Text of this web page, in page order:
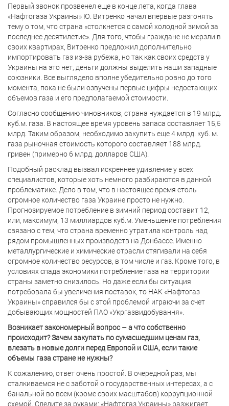
Первый звонок прозвенел еще в конце лета, когда глава
«Нафтогаза Украины» Ю. Витренко начал впервые разгонять
тему о том, что страна «столкнется с самой холодной зимой за
последнее десятилетие». Для того, чтобы граждане не мерзли в
своих квартирах, Витренко предложил дополнительно
импортировать газ из-за рубежа, но так как своих средств у
Украины на это нет, деньги должны выделить наши западные
союзники. Все выглядело вполне убедительно ровно до того
момента, пока не были озвучены первые цифры недостающих
объемов газа и его предполагаемой стоимости.
Согласно сообщению чиновников, страна нуждается в 19 млрд.
куб.м. газа. В настоящее время уровень запаса составляет 15,5
млрд. Таким образом, необходимо закупить еще 4 млрд. куб. м.
газа рыночная стоимость которого составляет 188 млрд.
гривен (примерно 6 млрд. долларов США).
Подобный расклад вызвал искреннее удивление у всех
специалистов, которые хоть немного разбираются в данной
проблематике. Дело в том, что в настоящее время столь
огромное количество газа Украине просто не нужно.
Прогнозируемое потребление в зимний период составит 12,
или, максимум, 13 миллиардов куб.м. Уменьшение потребления
связано с тем, что страна временно утратила контроль над
рядом промышленных производств на Донбассе. Именно
металлургические и химические отрасли стягивали на себя
огромное количество ресурсов, в том числе и газ. Кроме того, в
условиях спада экономики потребление газа на территории
страны заметно снизилось. Но даже если бы ситуация
потребовала бы увеличения поставок, то НАК «Нафтогаз
Украины» справился бы с этой проблемой играючи за счет
добывающих мощностей ПАО «Укргазвидобування».
Возникает закономерный вопрос – а что собственно
происходит? Зачем закупать по сумасшедшим ценам газ,
влезать в новые долги перед Европой и США, если такие
объемы газа стране не нужны?
К сожалению, ответ очень простой. В очередной раз, мы
сталкиваемся не с заботой о государственных интересах, а с
банальной во всем (кроме своих масштабов) коррупционной
схемой. Следите за руками: «Нафтогаз Украины» разжигает